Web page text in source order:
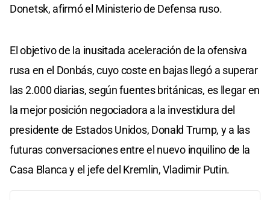
Donetsk, afirmó el Ministerio de Defensa ruso.
El objetivo de la inusitada aceleración de la ofensiva
rusa en el Donbás, cuyo coste en bajas llegó a superar
las 2.000 diarias, según fuentes británicas, es llegar en
la mejor posición negociadora a la investidura del
presidente de Estados Unidos, Donald Trump, y a las
futuras conversaciones entre el nuevo inquilino de la
Casa Blanca y el jefe del Kremlin, Vladimir Putin.